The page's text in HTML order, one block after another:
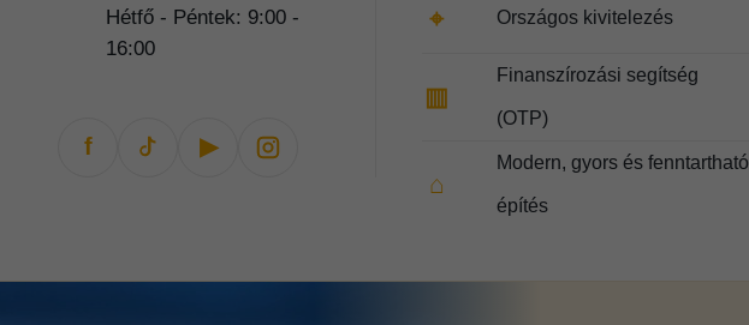
Hétfő - Péntek: 9:00 -
16:00
f ▶
⌖ Országos kivitelezés
▥
Finanszírozási segítség
(OTP)
⌂
Modern, gyors és fenntartható
építés